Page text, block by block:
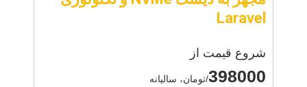
Laravel
شروع قیمت از
398000/تومان، سالیانه